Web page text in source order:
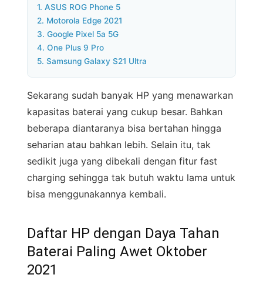
1. ASUS ROG Phone 5
2. Motorola Edge 2021
3. Google Pixel 5a 5G
4. One Plus 9 Pro
5. Samsung Galaxy S21 Ultra
Sekarang sudah banyak HP yang menawarkan
kapasitas baterai yang cukup besar. Bahkan
beberapa diantaranya bisa bertahan hingga
seharian atau bahkan lebih. Selain itu, tak
sedikit juga yang dibekali dengan fitur fast
charging sehingga tak butuh waktu lama untuk
bisa menggunakannya kembali.
Daftar HP dengan Daya Tahan
Baterai Paling Awet Oktober
2021